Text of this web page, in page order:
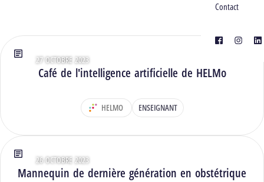
Contact
facebook
Café de l'intelligence artificielle de HELMo
Type : Articles
27 OCTOBRE 2023
DÉPARTEMENT :
HELMO ENSEIGNANT
Mannequin de dernière génération en obstétrique
Type : Articles
26 OCTOBRE 2023